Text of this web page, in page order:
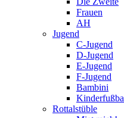
Frauen
AH
Jugend
C-Jugend
D-Jugend
E-Jugend
F-Jugend
Bambini
Rottalstüble